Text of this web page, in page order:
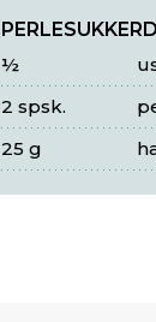
½
2 spsk.
25 g